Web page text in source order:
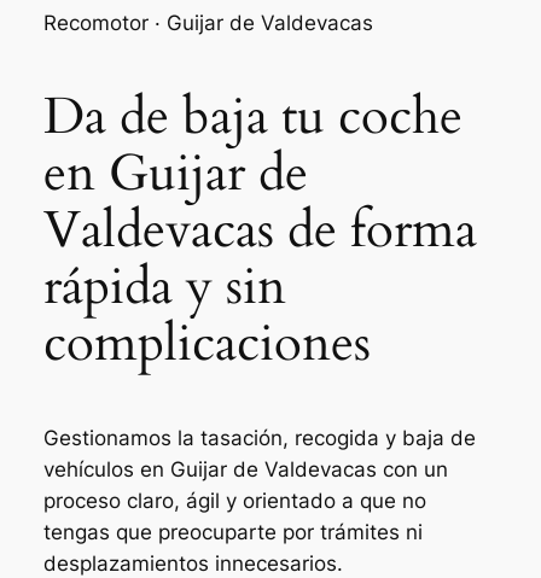
Recomotor · Guijar de Valdevacas
Da de baja tu coche
en Guijar de
Valdevacas de forma
rápida y sin
complicaciones
Gestionamos la tasación, recogida y baja de
vehículos en Guijar de Valdevacas con un
proceso claro, ágil y orientado a que no
tengas que preocuparte por trámites ni
desplazamientos innecesarios.